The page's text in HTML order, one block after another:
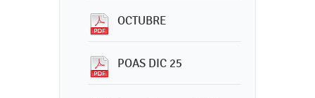
OCTUBRE
POAS DIC 25